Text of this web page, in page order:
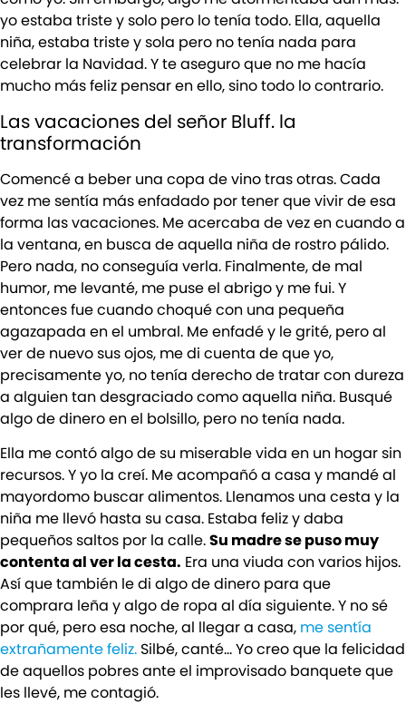
yo estaba triste y solo pero lo tenía todo. Ella, aquella
niña, estaba triste y sola pero no tenía nada para
celebrar la Navidad. Y te aseguro que no me hacía
mucho más feliz pensar en ello, sino todo lo contrario.
Las vacaciones del señor Bluff. la
transformación
Comencé a beber una copa de vino tras otras. Cada
vez me sentía más enfadado por tener que vivir de esa
forma las vacaciones. Me acercaba de vez en cuando a
la ventana, en busca de aquella niña de rostro pálido.
Pero nada, no conseguía verla. Finalmente, de mal
humor, me levanté, me puse el abrigo y me fui. Y
entonces fue cuando choqué con una pequeña
agazapada en el umbral. Me enfadé y le grité, pero al
ver de nuevo sus ojos, me di cuenta de que yo,
precisamente yo, no tenía derecho de tratar con dureza
a alguien tan desgraciado como aquella niña. Busqué
algo de dinero en el bolsillo, pero no tenía nada.
Ella me contó algo de su miserable vida en un hogar sin
recursos. Y yo la creí. Me acompañó a casa y mandé al
mayordomo buscar alimentos. Llenamos una cesta y la
niña me llevó hasta su casa. Estaba feliz y daba
pequeños saltos por la calle.Su madre se puso muy
contenta al ver la cesta. Era una viuda con varios hijos.
Así que también le di algo de dinero para que
comprara leña y algo de ropa al día siguiente. Y no sé
por qué, pero esa noche, al llegar a casa, me sentía
extrañamente feliz. Silbé, canté… Yo creo que la felicidad
de aquellos pobres ante el improvisado banquete que
les llevé, me contagió.